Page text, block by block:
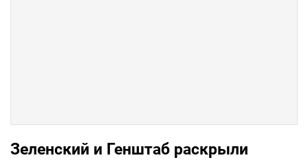
Зеленский и Генштаб раскрыли